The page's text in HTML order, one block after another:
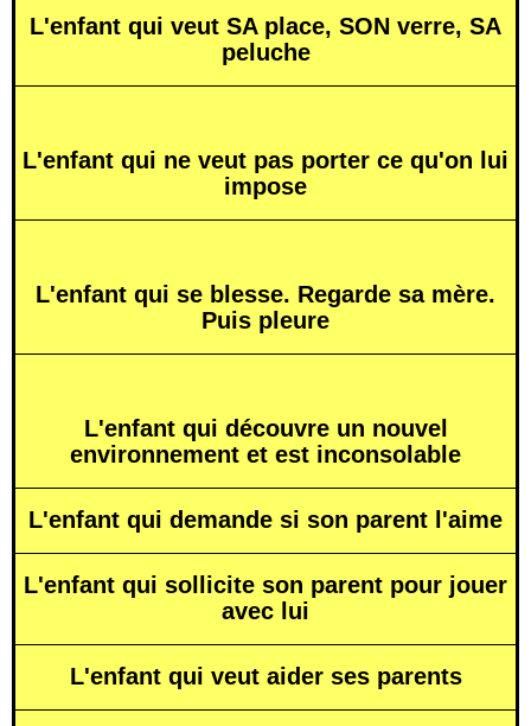
L'enfant qui veut SA place, SON verre, SA
peluche
L'enfant qui ne veut pas porter ce qu'on lui
impose
L'enfant qui se blesse. Regarde sa mère.
Puis pleure
L'enfant qui découvre un nouvel
environnement et est inconsolable
L'enfant qui demande si son parent l'aime
L'enfant qui sollicite son parent pour jouer
avec lui
L'enfant qui veut aider ses parents